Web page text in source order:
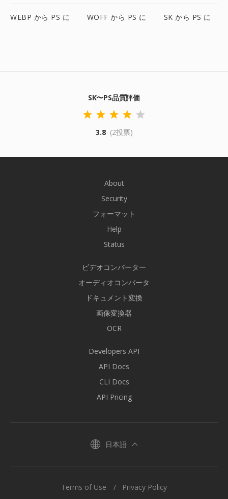
WEBP から PS に WOFF から PS に SK から PS に
SK〜PS品質評価
3.8 (2投票)
About
Security
フォーマット
Help
Status
ビデオコンバーター
オーディオコンバータ
ドキュメント変換
画像変換器
OCR
Developers API
API Docs
CLI Docs
API Pricing
日本語
Terms of Use Privacy Policy